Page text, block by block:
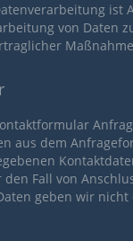
ist
von Daten
aus dem
Fall von
geben wir